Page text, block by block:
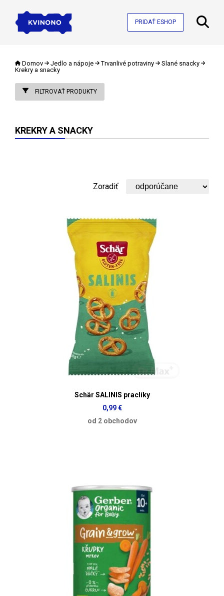
PRIDAŤ ESHOP
Domov Jedlo a nápoje Trvanlivé potraviny
Slané snacky
Krekry a snacky
FILTROVAŤ PRODUKTY
KREKRY A SNACKY
Zoradiť
Schär SALINIS praclíky
0,99 €
od 2 obchodov